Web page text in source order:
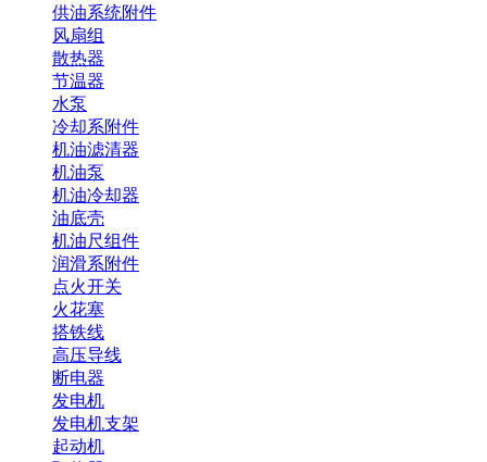
供油系统附件
风扇组
散热器
节温器
水泵
冷却系附件
机油滤清器
机油泵
机油冷却器
油底壳
机油尺组件
润滑系附件
点火开关
火花塞
搭铁线
高压导线
断电器
发电机
发电机支架
起动机